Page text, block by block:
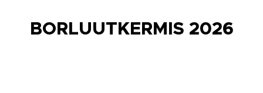
BORLUUTKERMIS 2026